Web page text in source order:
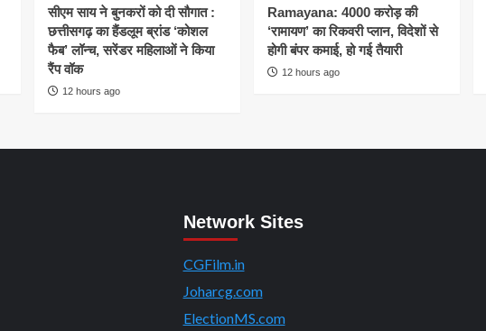
सीएम साय ने बुनकरों को दी सौगात :
छत्तीसगढ़ का हैंडलूम ब्रांड ‘कोशल
फैब’ लॉन्च, सरेंडर महिलाओं ने किया
रैंप वॉक
12 hours ago
Ramayana: 4000 करोड़ की
‘रामायण’ का रिकवरी प्लान, विदेशों से
होगी बंपर कमाई, हो गई तैयारी
12 hours ago
Network Sites
CGFilm.in
Joharcg.com
ElectionMS.com